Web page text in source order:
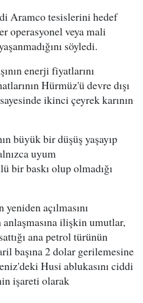
Aramco tesislerini hedef
operasyonel veya mali
söyledi.
enerji fiyatlarını
Hürmüz'ü devre dışı
ikinci çeyrek karının
büyük bir düşüş yaşayıp
uyum
bir baskı olup olmadığı
açılmasını
ilişkin umutlar,
ana petrol türünün
başına 2 dolar gerilemesine
Husi ablukasını ciddi
işareti olarak